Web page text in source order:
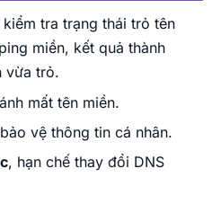
tra trạng thái trỏ tên
miền, kết quả thành
vừa trỏ.
mất tên miền.
vệ thông tin cá nhân.
, hạn chế thay đổi DNS